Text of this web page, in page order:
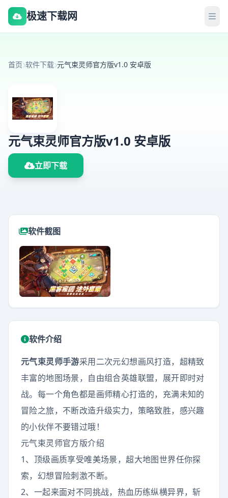
极速下载网
首页 软件下载 元气束灵师官方版v1.0 安卓版
元气束灵师官方版v1.0 安卓版
立即下载
软件截图
软件介绍
元气束灵师手游采用二次元幻想画风打造，超精致
丰富的地图场景，自由组合英雄联盟，展开即时对
战。每一个角色都是画师精心打造的，充满未知的
冒险之旅，不断改造升级实力，策略致胜，感兴趣
的小伙伴不要错过哦！
元气束灵师官方版介绍
1、顶级画质享受唯美场景，超大地图世界任你探
索，幻想冒险刺激不断。
2、一起来面对不同挑战，热血历练纵横异界，斩